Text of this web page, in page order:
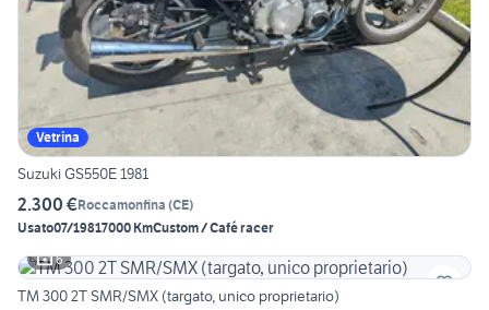
Vetrina
Suzuki GS550E 1981
2.300 €Roccamonfina (CE)
Usato07/19817000 KmCustom / Café racer
6
TM 300 2T SMR/SMX (targato, unico proprietario)